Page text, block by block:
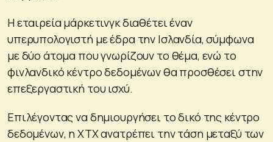
Η εταιρεία μάρκετινγκ διαθέτει έναν
υπερυπολογιστή με έδρα την Ισλανδία, σύμφωνα
με δύο άτομα που γνωρίζουν το θέμα, ενώ το
φινλανδικό κέντρο δεδομένων θα προσθέσει στην
επεξεργαστική του ισχύ.
Επιλέγοντας να δημιουργήσει το δικό της κέντρο
δεδομένων, η XTX ανατρέπει την τάση μεταξύ των